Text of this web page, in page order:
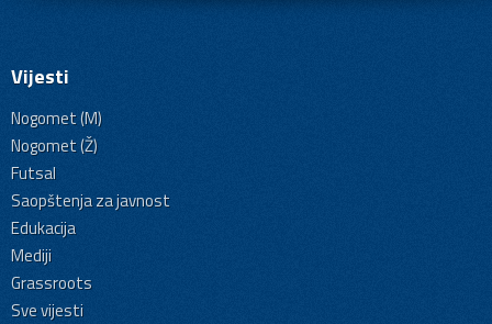
Vijesti
Nogomet (M)
Nogomet (Ž)
Futsal
Saopštenja za javnost
Edukacija
Mediji
Grassroots
Sve vijesti